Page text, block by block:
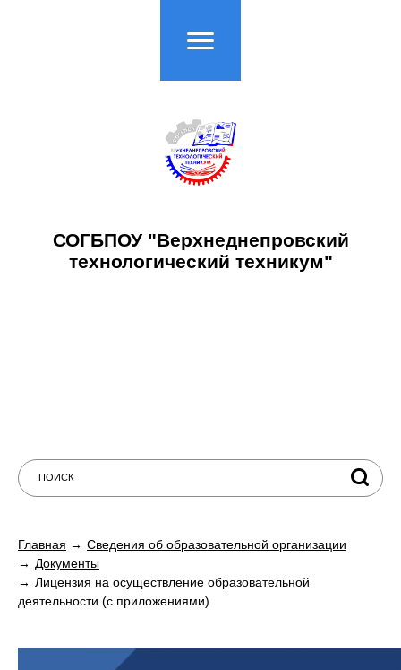
СОГБПОУ "Верхнеднепровский
технологический техникум"
Главная
Сведения об образовательной организации
Документы
Лицензия на осуществление образовательной
деятельности (с приложениями)